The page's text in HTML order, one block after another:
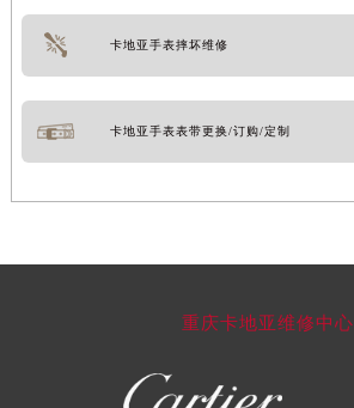
卡地亚手表摔坏维修
卡地亚手表表带更换/订购/定制
重庆卡地亚维修中心